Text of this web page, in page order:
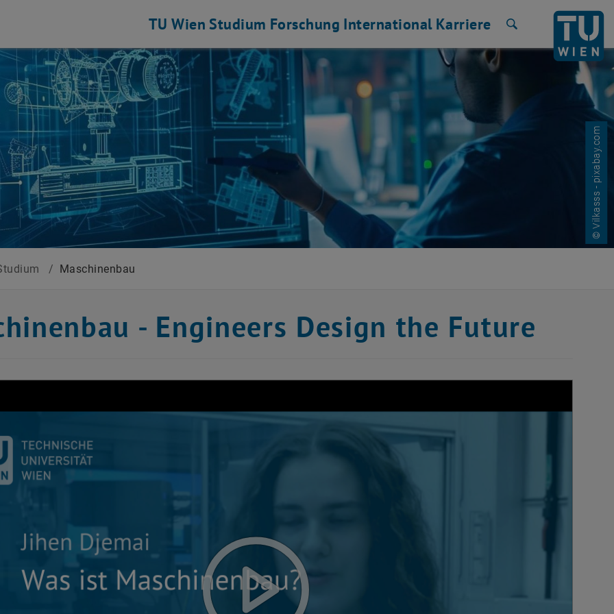
TU Wien Studium Forschung International Karriere
© Vilkasss - pixabay.com
/ Maschinenbau
- Engineers Design the Future